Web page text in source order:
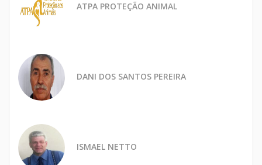
ATPA PROTEÇÃO ANIMAL
DANI DOS SANTOS PEREIRA
ISMAEL NETTO